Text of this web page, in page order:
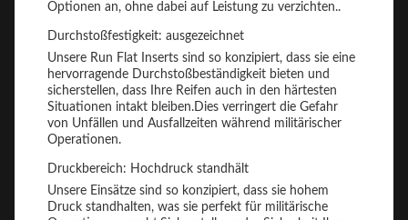
Optionen an, ohne dabei auf Leistung zu verzichten..
Durchstoßfestigkeit: ausgezeichnet
Unsere Run Flat Inserts sind so konzipiert, dass sie eine
hervorragende Durchstoßbeständigkeit bieten und
sicherstellen, dass Ihre Reifen auch in den härtesten
Situationen intakt bleiben.Dies verringert die Gefahr
von Unfällen und Ausfallzeiten während militärischer
Operationen.
Druckbereich: Hochdruck standhält
Unsere Einsätze sind so konzipiert, dass sie hohem
Druck standhalten, was sie perfekt für militärische